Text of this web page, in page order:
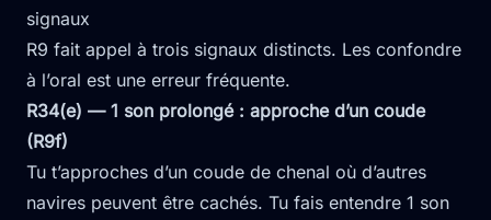
signaux
R9 fait appel à trois signaux distincts. Les confondre
à l’oral est une erreur fréquente.
R34(e) — 1 son prolongé : approche d’un coude
(R9f)
Tu t’approches d’un coude de chenal où d’autres
navires peuvent être cachés. Tu fais entendre 1 son